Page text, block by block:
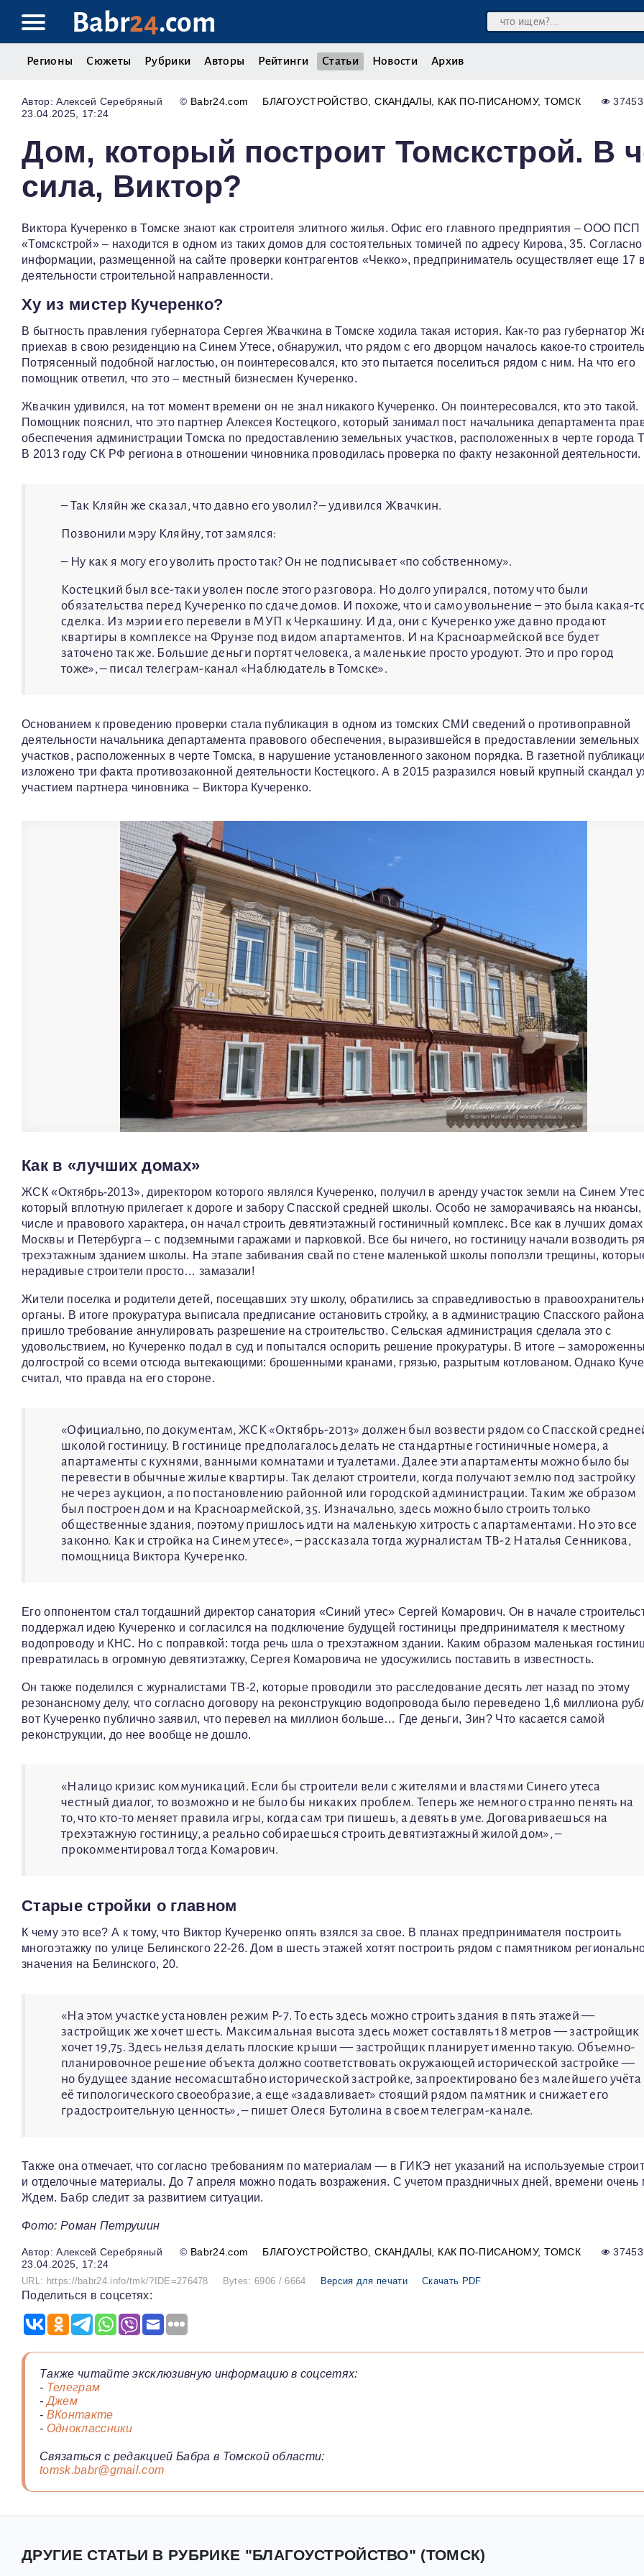
Babr24.com
Регионы Сюжеты Рубрики Авторы Рейтинги Статьи Новости Архив
Алексей Серебряный © Babr24.com БЛАГОУСТРОЙСТВО СКАНДАЛЫ КАК ПО-ПИСАНОМУ ТОМСК
37453
23.04.2025, 17:24
Дом, который построит Томскстрой. В
сила, Виктор?
Виктора Кучеренко в Томске знают как строителя элитного жилья. Офис его главного предприятия – ООО ПСП
«Томскстрой» – находится в одном из таких домов для состоятельных томичей по адресу Кирова, 35. Согласно
информации, размещенной на сайте проверки контрагентов «Чекко», предприниматель осуществляет еще 17
деятельности строительной направленности.
Ху из мистер Кучеренко?
В бытность правления губернатора Сергея Жвачкина в Томске ходила такая история. Как-то раз губернатор
приехав в свою резиденцию на Синем Утесе, обнаружил, что рядом с его дворцом началось какое-то
Потрясенный подобной наглостью, он поинтересовался, кто это пытается поселиться рядом с ним. На что его
помощник ответил, что это – местный бизнесмен Кучеренко.
Жвачкин удивился, на тот момент времени он не знал никакого Кучеренко. Он поинтересовался, кто это такой.
Помощник пояснил, что это партнер Алексея Костецкого, который занимал пост начальника департамента
обеспечения администрации Томска по предоставлению земельных участков, расположенных в черте города
В 2013 году СК РФ региона в отношении чиновника проводилась проверка по факту незаконной деятельности.
– Так Кляйн же сказал, что давно его уволил? – удивился Жвачкин.
Позвонили мэру Кляйну, тот замялся:
– Ну как я могу его уволить просто так? Он не подписывает «по собственному».
Костецкий был все-таки уволен после этого разговора. Но долго упирался, потому что были
обязательства перед Кучеренко по сдаче домов. И похоже, что и само увольнение – это была какая-
сделка. Из мэрии его перевели в МУП к Черкашину. И да, они с Кучеренко уже давно продают
квартиры в комплексе на Фрунзе под видом апартаментов. И на Красноармейской все будет
заточено так же. Большие деньги портят человека, а маленькие просто уродуют. Это и про город
тоже», – писал телеграм-канал «Наблюдатель в Томске».
Основанием к проведению проверки стала публикация в одном из томских СМИ сведений о противоправной
деятельности начальника департамента правового обеспечения, выразившейся в предоставлении земельных
участков, расположенных в черте Томска, в нарушение установленного законом порядка. В газетной
изложено три факта противозаконной деятельности Костецкого. А в 2015 разразился новый крупный скандал
участием партнера чиновника – Виктора Кучеренко.
Как в «лучших домах»
ЖСК «Октябрь-2013», директором которого являлся Кучеренко, получил в аренду участок земли на Синем
который вплотную прилегает к дороге и забору Спасской средней школы. Особо не заморачиваясь на нюансы,
числе и правового характера, он начал строить девятиэтажный гостиничный комплекс. Все как в лучших домах
Москвы и Петербурга – с подземными гаражами и парковкой. Все бы ничего, но гостиницу начали возводить
трехэтажным зданием школы. На этапе забивания свай по стене маленькой школы поползли трещины,
нерадивые строители просто… замазали!
Жители поселка и родители детей, посещавших эту школу, обратились за справедливостью в
органы. В итоге прокуратура выписала предписание остановить стройку, а в администрацию Спасского района
пришло требование аннулировать разрешение на строительство. Сельская администрация сделала это с
удовольствием, но Кучеренко подал в суд и попытался оспорить решение прокуратуры. В итоге –
долгострой со всеми отсюда вытекающими: брошенными кранами, грязью, разрытым котлованом. Однако
считал, что правда на его стороне.
«Официально, по документам, ЖСК «Октябрь-2013» должен был возвести рядом со Спасской
школой гостиницу. В гостинице предполагалось делать не стандартные гостиничные номера, а
апартаменты с кухнями, ванными комнатами и туалетами. Далее эти апартаменты можно было бы
перевести в обычные жилые квартиры. Так делают строители, когда получают землю под застройку
не через аукцион, а по постановлению районной или городской администрации. Таким же образом
был построен дом и на Красноармейской, 35. Изначально, здесь можно было строить только
общественные здания, поэтому пришлось идти на маленькую хитрость с апартаментами. Но это все
законно. Как и стройка на Синем утесе», – рассказала тогда журналистам ТВ-2 Наталья Сенникова,
помощница Виктора Кучеренко.
Его оппонентом стал тогдашний директор санатория «Синий утес» Сергей Комарович. Он в начале
поддержал идею Кучеренко и согласился на подключение будущей гостиницы предпринимателя к местному
водопроводу и КНС. Но с поправкой: тогда речь шла о трехэтажном здании. Каким образом маленькая
превратилась в огромную девятиэтажку, Сергея Комаровича не удосужились поставить в известность.
Он также поделился с журналистами ТВ-2, которые проводили это расследование десять лет назад по этому
резонансному делу, что согласно договору на реконструкцию водопровода было переведено 1,6 миллиона
вот Кучеренко публично заявил, что перевел на миллион больше… Где деньги, Зин? Что касается самой
реконструкции, до нее вообще не дошло.
«Налицо кризис коммуникаций. Если бы строители вели с жителями и властями Синего утеса
честный диалог, то возможно и не было бы никаких проблем. Теперь же немного странно пенять на
то, что кто-то меняет правила игры, когда сам три пишешь, а девять в уме. Договариваешься на
трехэтажную гостиницу, а реально собираешься строить девятиэтажный жилой дом», –
прокомментировал тогда Комарович.
Старые стройки о главном
К чему это все? А к тому, что Виктор Кучеренко опять взялся за свое. В планах предпринимателя построить
многоэтажку по улице Белинского 22-26. Дом в шесть этажей хотят построить рядом с памятником
значения на Белинского, 20.
«На этом участке установлен режим Р-7. То есть здесь можно строить здания в пять этажей —
застройщик же хочет шесть. Максимальная высота здесь может составлять 18 метров — застройщик
хочет 19,75. Здесь нельзя делать плоские крыши — застройщик планирует именно такую. Объемно-
планировочное решение объекта должно соответствовать окружающей исторической застройке —
но будущее здание несомасштабно исторической застройке, запроектировано без малейшего учёта
её типологического своеобразие, а еще «задавливает» стоящий рядом памятник и снижает его
градостроительную ценность», – пишет Олеся Бутолина в своем телеграм-канале.
Также она отмечает, что согласно требованиям по материалам — в ГИКЭ нет указаний на используемые
и отделочные материалы. До 7 апреля можно подать возражения. С учетом праздничных дней, времени очень
Ждем. Бабр следит за развитием ситуации.
Фото: Роман Петрушин
Алексей Серебряный © Babr24.com БЛАГОУСТРОЙСТВО СКАНДАЛЫ КАК ПО-ПИСАНОМУ ТОМСК
37453
23.04.2025, 17:24
URL: https://babr24.info/tmk/?IDE=276478 Bytes: 6906 / 6664 Версия для печати Скачать PDF
Поделиться в соцсетях:
Также читайте эксклюзивную информацию в соцсетях:
- Телеграм
-Джем
- ВКонтакте
- Одноклассники
Связаться с редакцией Бабра в Томской области:
tomsk.babr@gmail.com
ДРУГИЕ СТАТЬИ В РУБРИКЕ "БЛАГОУСТРОЙСТВО" (ТОМСК)